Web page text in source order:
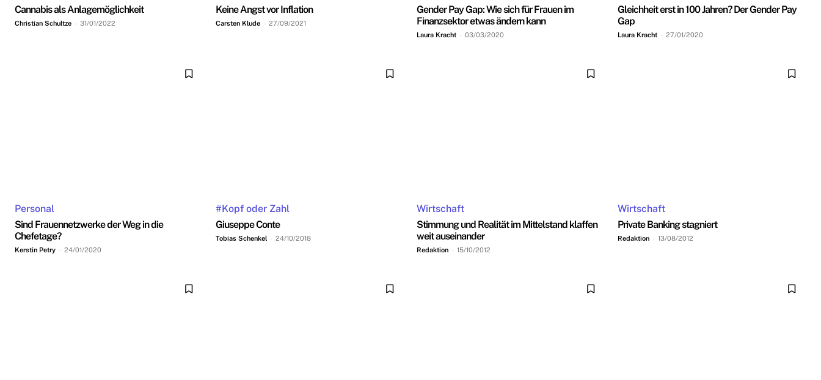
Cannabis als Anlagemöglichkeit
Christian Schultze - 31/01/2022
Keine Angst vor Inflation
Carsten Klude - 27/09/2021
Gender Pay Gap: Wie sich für Frauen im
Finanzsektor etwas ändern kann
Laura Kracht - 03/03/2020
Gleichheit erst in 100 Jahren? Der Gender Pay
Gap
Laura Kracht - 27/01/2020
Personal
Sind Frauennetzwerke der Weg in die
Chefetage?
Kerstin Petry - 24/01/2020
#Kopf oder Zahl
Giuseppe Conte
Tobias Schenkel - 24/10/2018
Wirtschaft
Stimmung und Realität im Mittelstand klaffen
weit auseinander
Redaktion - 15/10/2012
Wirtschaft
Private Banking stagniert
Redaktion - 13/08/2012